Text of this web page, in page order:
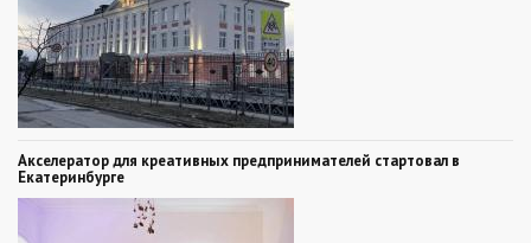
Акселератор для креативных предпринимателей стартовал в
Екатеринбурге